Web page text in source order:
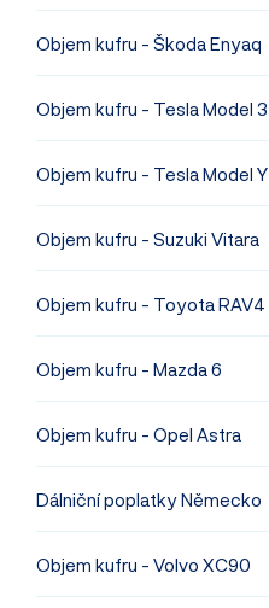
Objem kufru - Škoda Enyaq
Objem kufru - Tesla Model 3
Objem kufru - Tesla Model Y
Objem kufru - Suzuki Vitara
Objem kufru - Toyota RAV4
Objem kufru - Mazda 6
Objem kufru - Opel Astra
Dálniční poplatky Německo
Objem kufru - Volvo XC90